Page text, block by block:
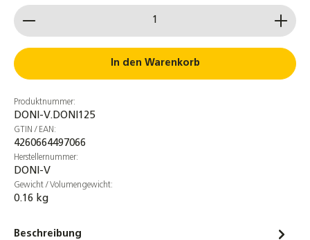
Produkt Anzahl: Gib den gewünschten Wert ein
In den Warenkorb
Produktnummer:
DONI-V.DONI125
GTIN / EAN:
4260664497066
Herstellernummer:
DONI-V
Gewicht / Volumengewicht:
0.16 kg
Beschreibung